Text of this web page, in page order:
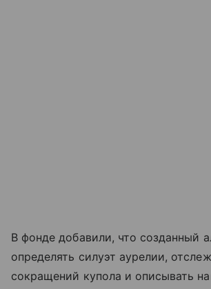
В фонде добавили, что созданный
определять силуэт аурелии,
сокращений купола и описывать